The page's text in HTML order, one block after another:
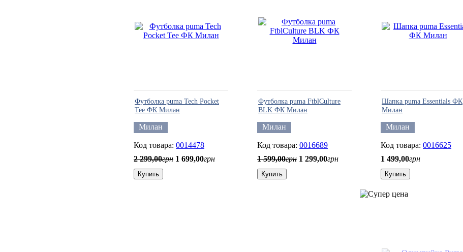
Футболка puma Tech Pocket
Tee ФК Милан
Милан
0014478
2 299,00грн 1 699,00грн
Купить
Футболка puma FtblCulture
BLK ФК Милан
Милан
0016689
1 599,00грн 1 299,00грн
Купить
Шапка puma Essentials ФК
Милан
Милан
0016625
1 499,00грн
Купить